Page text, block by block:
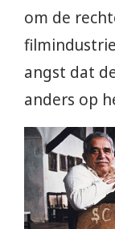
om de
angst dat
anders op